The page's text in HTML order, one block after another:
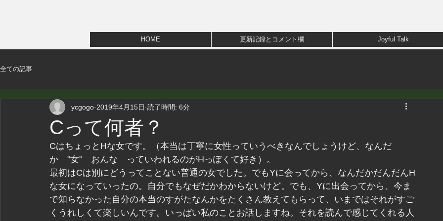
HOME 更新記録とコメント欄 Joyful Talk
全ての記事
Cって何者？
ycgogo 2019年4月15日 読了時間: 6分
CはちょっとHな女です。（本当は丁寧に女性っていうべきなんでしょうけど、なんだ
か　”女”　おんな　っていわれるのがHっぽくて好き）。
最初はCは別にどうってことない普通の女でした。でもYに会ってから、なんだかだんだんH
な女になっていったの。自分でもなぜだかわからないけど。でも、Yに出会ってから、今ま
で知らなかった自分の本当のすがたなんかをたくさん教えてもらって、いまではそれがすご
くうれしくて楽しいんです。いっぱい私のことお話しますね。それを読んで感じてくれる人